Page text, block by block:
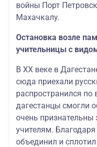
войны Порт
Махачкалу.
Остановка возле
учительницы с
В ХХ веке в
сюда приехали
распространился по
дагестанцы смогли
очень признательны
учителям.
объединил и